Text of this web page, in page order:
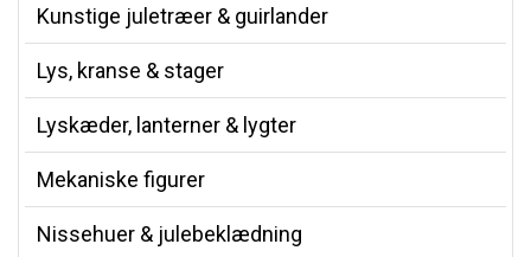
Kunstige juletræer & guirlander
Lys, kranse & stager
Lyskæder, lanterner & lygter
Mekaniske figurer
Nissehuer & julebeklædning